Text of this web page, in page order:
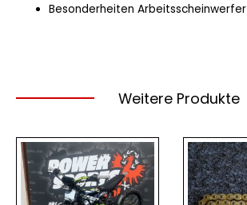
Besonderheiten Arbeitsscheinwerfer
Weitere Produkte